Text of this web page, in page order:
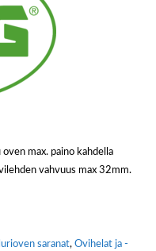
max. paino kahdella
vahvuus max 32mm.
saranat,Ovihelat ja -